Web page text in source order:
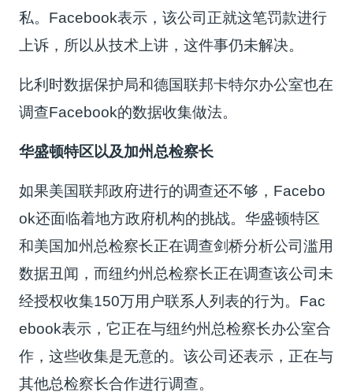
私。Facebook表示，该公司正就这笔罚款进行
上诉，所以从技术上讲，这件事仍未解决。
比利时数据保护局和德国联邦卡特尔办公室也在
调查Facebook的数据收集做法。
华盛顿特区以及加州总检察长
如果美国联邦政府进行的调查还不够，Facebo
ok还面临着地方政府机构的挑战。华盛顿特区
和美国加州总检察长正在调查剑桥分析公司滥用
数据丑闻，而纽约州总检察长正在调查该公司未
经授权收集150万用户联系人列表的行为。Fac
ebook表示，它正在与纽约州总检察长办公室合
作，这些收集是无意的。该公司还表示，正在与
其他总检察长合作进行调查。